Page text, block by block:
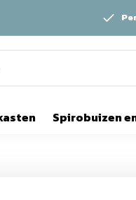
Spirobuizen